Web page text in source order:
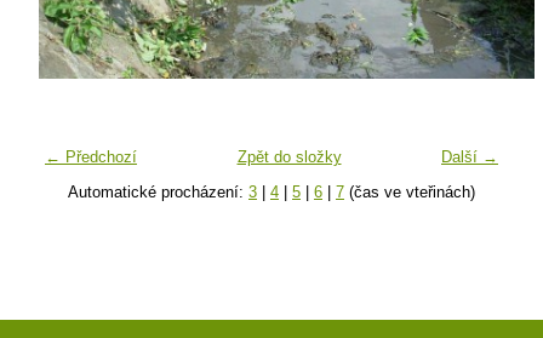
← Předchozí Další →
Zpět do složky
Automatické procházení: 3 | 4 | 5 | 6 | 7 (čas ve vteřinách)